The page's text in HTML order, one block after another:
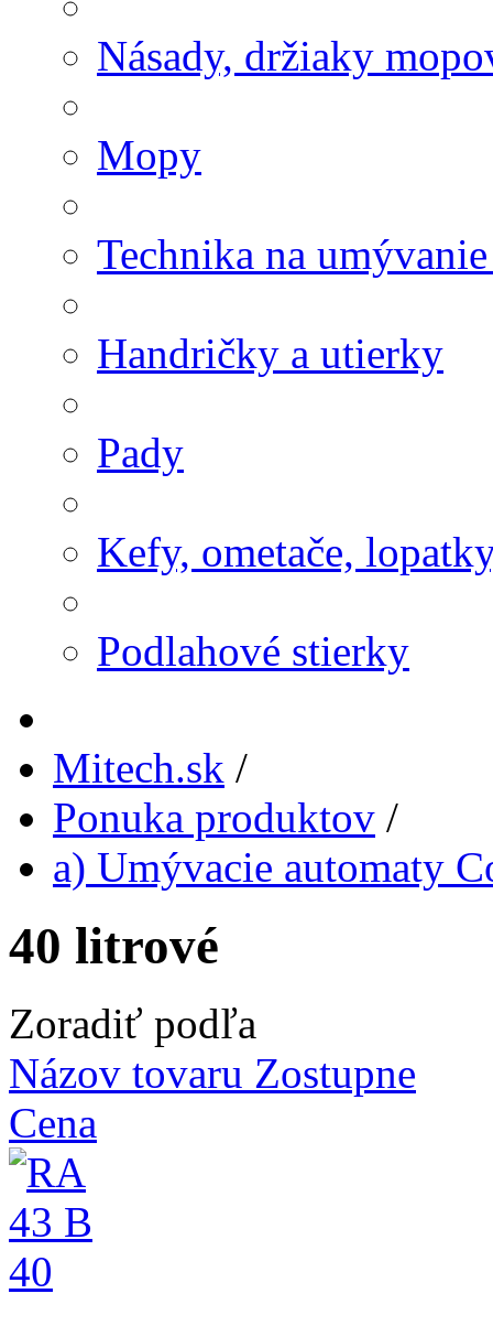
Násady, držiaky
Mopy
Technika na
Handričky a utierky
Pady
Kefy, ometače,
Podlahové stierky
Mitech.sk /
Ponuka produktov /
a) Umývacie automaty
40 litrové
Zoradiť podľa
Názov tovaru Zostupne
Cena